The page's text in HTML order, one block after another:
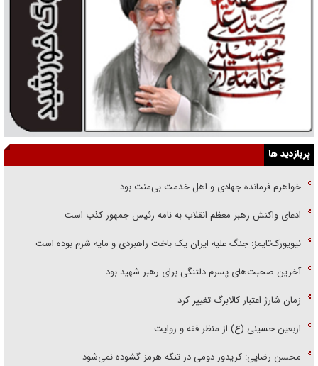
پربازدید ها
خواهرم فرمانده جهادی و اهل خدمت بی‌منت بود
ادعای واکنش رهبر معظم انقلاب به نامه رئیس جمهور کذب است
نیویورک‌تایمز: جنگ علیه ایران یک باخت راهبردی و مایه شرم بوده است
آخرین صحبت‌های پسرم دلتنگی برای رهبر شهید بود
زمان شارژ اعتبار کالابرگ تغییر کرد
اربعین حسینی (ع) از منظر فقه و روایت
محسن رضایی: کریدور دومی در تنگه هرمز گشوده نمی‌شود